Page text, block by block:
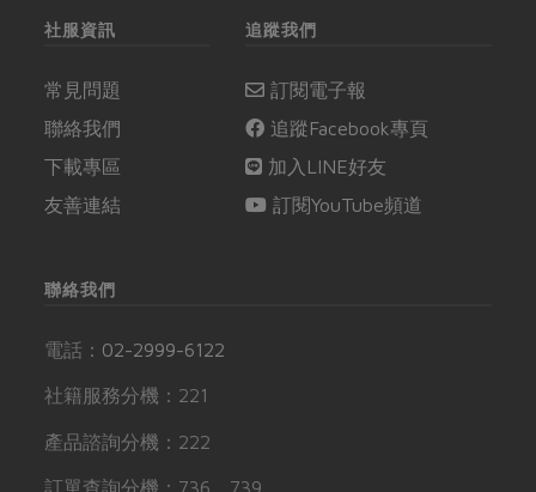
社服資訊
常見問題
聯絡我們
下載專區
友善連結
追蹤我們
訂閱電子報
追蹤Facebook專頁
加入LINE好友
訂閱YouTube頻道
聯絡我們
電話： 02-2999-6122
社籍服務分機：221
產品諮詢分機：222
訂單查詢分機：736、739